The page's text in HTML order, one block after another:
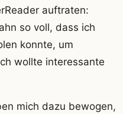
auftraten:
so voll, dass ich
konnte, um
wollte interessante
mich dazu bewogen,